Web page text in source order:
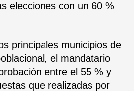
elecciones con un 60 %
principales municipios de
el mandatario
entre el 55 % y
que realizadas por